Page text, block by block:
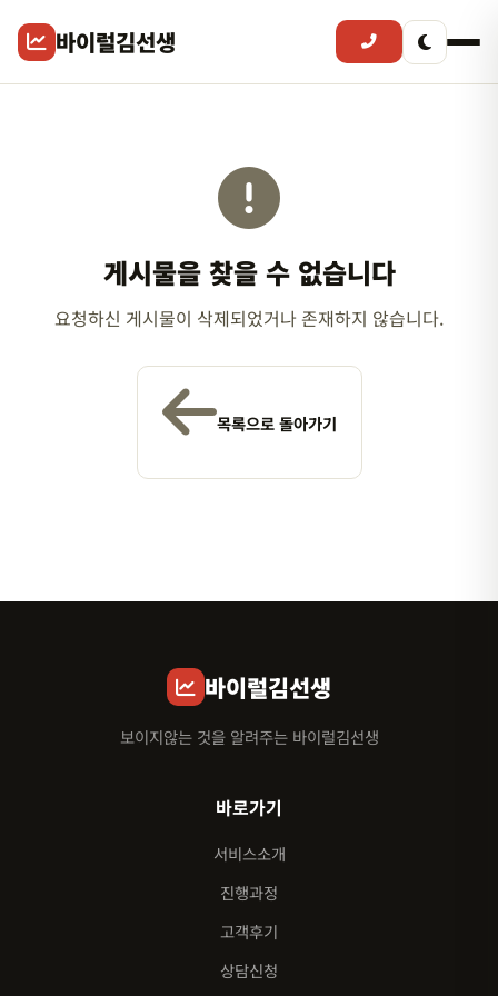
바이럴김선생
게시물을 찾을 수 없습니다
요청하신 게시물이 삭제되었거나 존재하지 않습니다.
목록으로 돌아가기
바이럴김선생
보이지않는 것을 알려주는 바이럴김선생
바로가기
서비스소개
진행과정
고객후기
상담신청